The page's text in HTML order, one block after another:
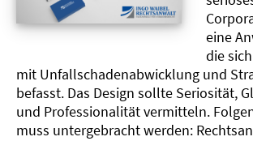
eine
die
mit Unfallschadenabwicklung und
befasst. Das Design sollte Seriosität,
und Professionalität vermitteln.
muss untergebracht werden: